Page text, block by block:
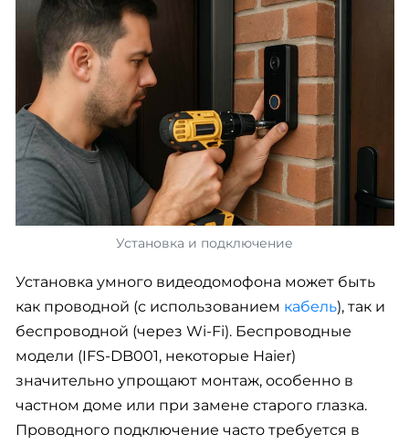
Установка и подключение
Установка умного видеодомофона может быть
как проводной (с использованием кабель), так и
беспроводной (через Wi-Fi). Беспроводные
модели (IFS-DB001, некоторые Haier)
значительно упрощают монтаж, особенно в
частном доме или при замене старого глазка.
Проводного подключение часто требуется в